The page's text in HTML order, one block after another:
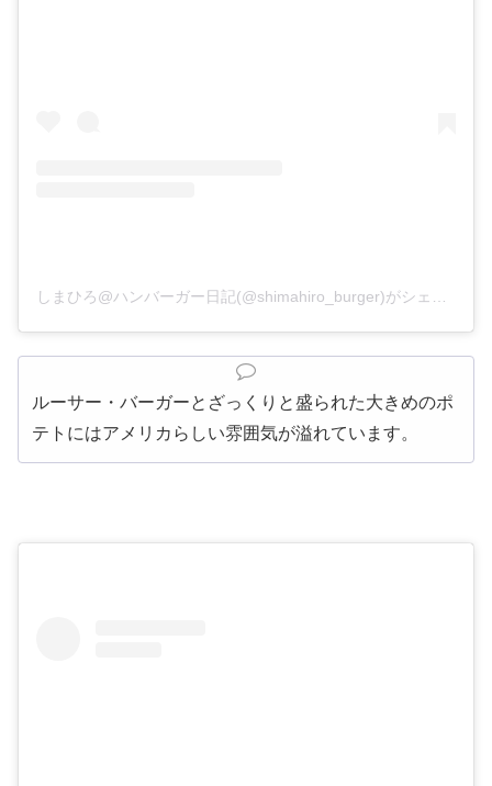
ルーサー・バーガーとざっくりと盛られた大きめのポ
テトにはアメリカらしい雰囲気が溢れています。